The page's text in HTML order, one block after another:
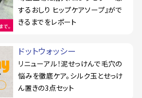
するおしり ヒップケアソープ』がで
きるまでをレポート
ドットウォッシー
リニューアル！泥せっけんで毛穴の
悩みを徹底ケア。シルク玉とせっけ
ん置きの3点セット